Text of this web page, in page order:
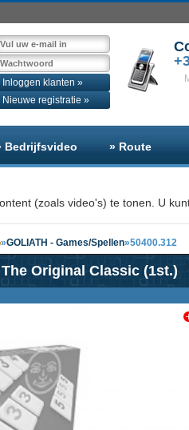
Inloggen klanten »
Nieuwe registratie »
Bedrijfsvideo » Route
(zoals video's) te tonen. U
»GOLIATH - Games/Spellen»50400.312
Original Classic (1st.)